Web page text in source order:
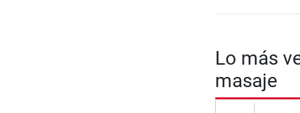
Lo más
masaje